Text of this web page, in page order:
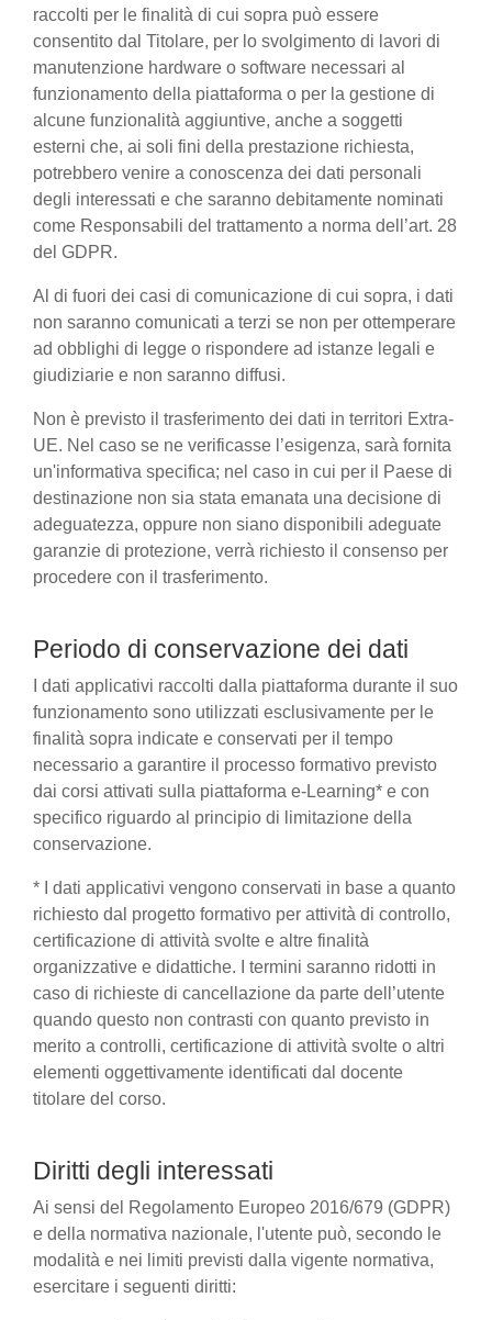
raccolti per le finalità di cui sopra può essere
consentito dal Titolare, per lo svolgimento di lavori di
manutenzione hardware o software necessari al
funzionamento della piattaforma o per la gestione di
alcune funzionalità aggiuntive, anche a soggetti
esterni che, ai soli fini della prestazione richiesta,
potrebbero venire a conoscenza dei dati personali
degli interessati e che saranno debitamente nominati
come Responsabili del trattamento a norma dell’art. 28
del GDPR.
Al di fuori dei casi di comunicazione di cui sopra, i dati
non saranno comunicati a terzi se non per ottemperare
ad obblighi di legge o rispondere ad istanze legali e
giudiziarie e non saranno diffusi.
Non è previsto il trasferimento dei dati in territori Extra-
UE. Nel caso se ne verificasse l’esigenza, sarà fornita
un'informativa specifica; nel caso in cui per il Paese di
destinazione non sia stata emanata una decisione di
adeguatezza, oppure non siano disponibili adeguate
garanzie di protezione, verrà richiesto il consenso per
procedere con il trasferimento.
Periodo di conservazione dei dati
I dati applicativi raccolti dalla piattaforma durante il suo
funzionamento sono utilizzati esclusivamente per le
finalità sopra indicate e conservati per il tempo
necessario a garantire il processo formativo previsto
dai corsi attivati sulla piattaforma e-Learning* e con
specifico riguardo al principio di limitazione della
conservazione.
* I dati applicativi vengono conservati in base a quanto
richiesto dal progetto formativo per attività di controllo,
certificazione di attività svolte e altre finalità
organizzative e didattiche. I termini saranno ridotti in
caso di richieste di cancellazione da parte dell’utente
quando questo non contrasti con quanto previsto in
merito a controlli, certificazione di attività svolte o altri
elementi oggettivamente identificati dal docente
titolare del corso.
Diritti degli interessati
Ai sensi del Regolamento Europeo 2016/679 (GDPR)
e della normativa nazionale, l'utente può, secondo le
modalità e nei limiti previsti dalla vigente normativa,
esercitare i seguenti diritti: